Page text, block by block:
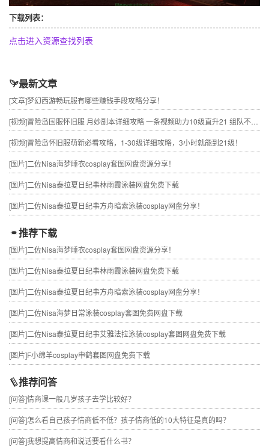
下载列表：
点击进入资源查找列表
最新文章
[文章]梦幻西游畅玩服有哪些赚钱手段攻略分享！
[视频]冒险岛国服怀旧服 月妙副本详细攻略 一条视频助力10级直升21 组队不求人
[视频]冒险岛怀旧服萌新必看攻略，1-30级详细攻略，3小时就能到21级！
[图片]二佐Nisa海梦睡衣cosplay套图网盘资源分享！
[图片]二佐Nisa泰拉夏日纪事林雨霞泳装网盘免费下载
[图片]二佐Nisa泰拉夏日纪事方舟暗索泳装cosplay网盘分享！
推荐下载
[图片]二佐Nisa海梦睡衣cosplay套图网盘资源分享！
[图片]二佐Nisa泰拉夏日纪事林雨霞泳装网盘免费下载
[图片]二佐Nisa泰拉夏日纪事方舟暗索泳装cosplay网盘分享！
[图片]二佐Nisa海梦日常泳装cosplay套图免费网盘下载
[图片]二佐Nisa泰拉夏日纪事艾雅法拉泳装cosplay套图网盘免费下载
[图片]F小绵羊cosplay申鹤套图网盘免费下载
推荐问答
[问答]情商课一般几岁孩子去学比较好？
[问答]怎么看自己孩子情商低不低？孩子情商低的10大特征是真的吗？
[问答]我想提高情商和说话要看什么书？